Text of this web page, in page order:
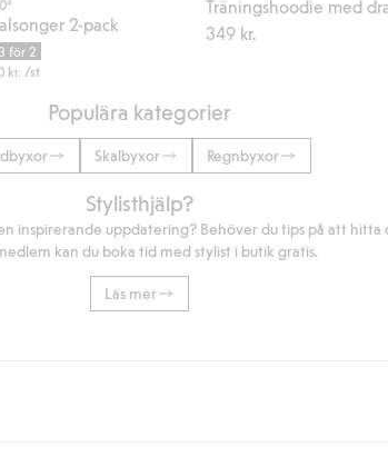
2-pack
3 för 2
kr. /st
Träningshoodie med
349 kr.
Populära kategorier
Skalbyxor Regnbyxor
Stylisthjälp?
inspirerande uppdatering? Behöver du tips på att hitta
kan du boka tid med stylist i butik gratis.
Läs mer